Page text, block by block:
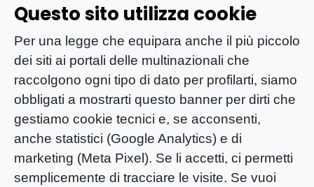
Questo sito utilizza cookie
Per una legge che equipara anche il più piccolo
dei siti ai portali delle multinazionali che
raccolgono ogni tipo di dato per profilarti, siamo
obbligati a mostrarti questo banner per dirti che
gestiamo cookie tecnici e, se acconsenti,
anche statistici (Google Analytics) e di
marketing (Meta Pixel). Se li accetti, ci permetti
semplicemente di tracciare le visite. Se vuoi